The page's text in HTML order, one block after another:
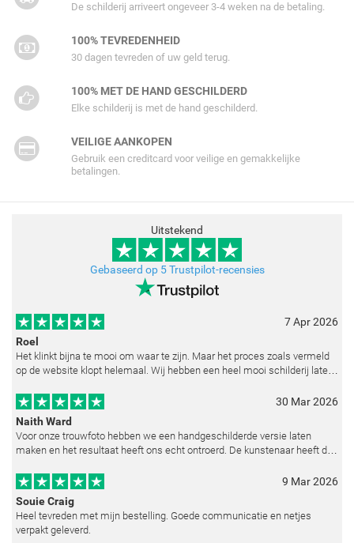
De schilderij arriveert ongeveer 3-4 weken na de betaling.
100% TEVREDENHEID
30 dagen tevreden of uw geld terug.
100% MET DE HAND GESCHILDERD
Elke schilderij is met de hand geschilderd.
VEILIGE AANKOPEN
Gebruik een creditcard voor veilige en gemakkelijke
betalingen.
Uitstekend
Gebaseerd op 5 Trustpilot-recensies
7 Apr 2026
Roel
Het klinkt bijna te mooi om waar te zijn. Maar het proces zoals vermeld
op de website klopt helemaal. Wij hebben een heel mooi schilderij laten
30 Mar 2026
Naith Ward
Voor onze trouwfoto hebben we een handgeschilderde versie laten
maken en het resultaat heeft ons echt ontroerd. De kunstenaar heeft de
9 Mar 2026
Souie Craig
Heel tevreden met mijn bestelling. Goede communicatie en netjes
verpakt geleverd.